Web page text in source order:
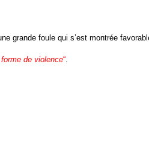
foule qui s’est montrée
de violence“.